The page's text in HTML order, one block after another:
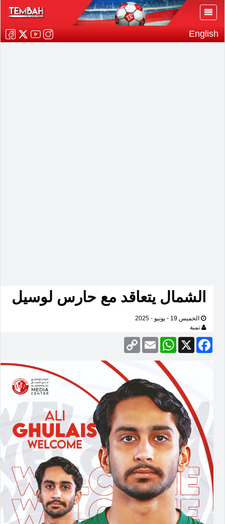
English
الشمال يتعاقد مع حارس لوسيل
الخميس 19 - يونيو - 2025
تمبة
Facebook
X
WhatsApp
Email
Copy
Link